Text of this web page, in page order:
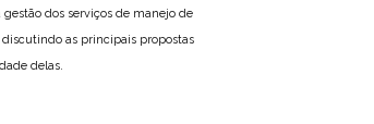
dos serviços de manejo de
discutindo as principais propostas
delas.